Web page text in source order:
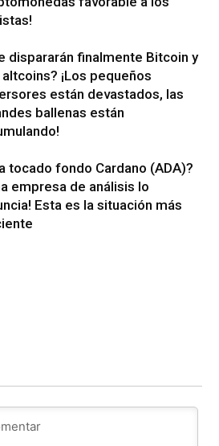
dispararán finalmente Bitcoin y
altcoins? ¡Los pequeños
están devastados, las
ballenas están
tocado fondo Cardano (ADA)?
empresa de análisis lo
Esta es la situación más